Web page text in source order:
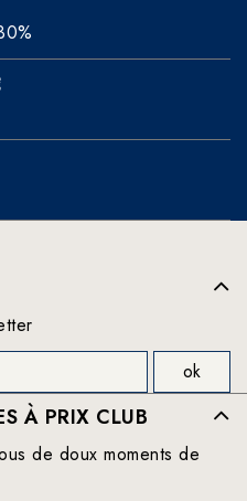
À PRIX CLUB
de doux moments de